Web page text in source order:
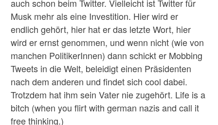
auch schon beim Twitter. Vielleicht ist Twitter für
Musk mehr als eine Investition. Hier wird er
endlich gehört, hier hat er das letzte Wort, hier
wird er ernst genommen, und wenn nicht (wie von
manchen PolitikerInnen) dann schickt er Mobbing
Tweets in die Welt, beleidigt einen Präsidenten
nach dem anderen und findet sich cool dabei.
Trotzdem hat ihm sein Vater nie zugehört. Life is a
bitch (when you flirt with german nazis and call it
free thinking.)